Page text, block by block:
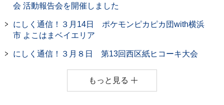
会 活動報告会を開催しました
にしく通信！３月14日 ポケモンピカピカ団with横浜
市 よこはまベイエリア
にしく通信！３月８日 第13回西区紙ヒコーキ大会
もっと見る